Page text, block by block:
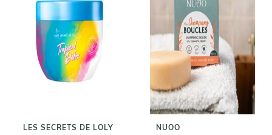
LES SECRETS DE LOLY
LES SECRETS DE
LOLY
Soin 4-en-1
Tropical Détox
NUOO
NUOO
Mon
Shampoing
Boucles - 25ml
5,00€